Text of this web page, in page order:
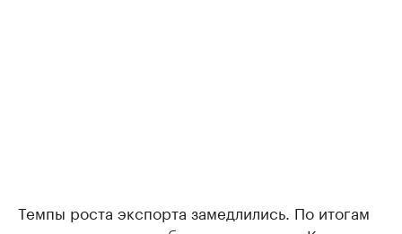
Темпы роста экспорта замедлились. По итогам